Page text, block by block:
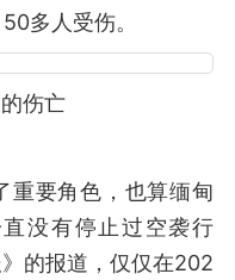
多人受伤。
伤亡
重要角色，也算缅甸
没有停止过空袭行
的报道，仅仅在202